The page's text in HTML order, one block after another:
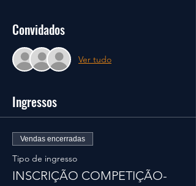
Convidados
Ver tudo
Ingressos
Vendas encerradas
Tipo de ingresso
INSCRIÇÃO COMPETIÇÃO-